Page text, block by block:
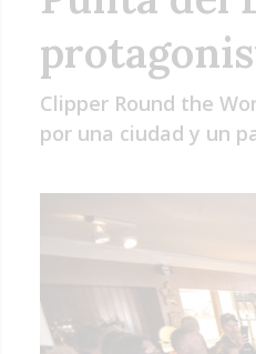
Clipper Round the
por una ciudad y un